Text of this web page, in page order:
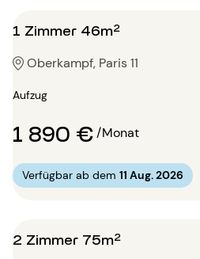
1 Zimmer 46m²
Oberkampf, Paris 11
Aufzug
1 890 €/Monat
Verfügbar ab dem 11 Aug. 2026
2 Zimmer 75m²